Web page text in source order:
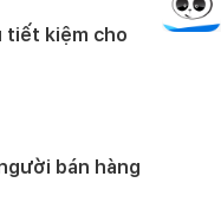
tiết kiệm cho
bán hàng